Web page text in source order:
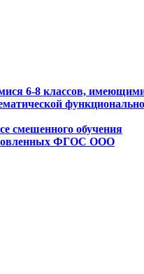
6-8 классов,
смешенного обучения
ФГОС ООО